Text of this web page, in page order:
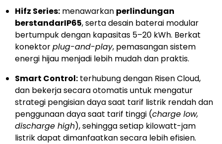
Hifz Series: menawarkan perlindungan
berstandarIP65, serta desain baterai modular
bertumpuk dengan kapasitas 5–20 kWh. Berkat
konektorplug-and-play, pemasangan sistem
energi hijau menjadi lebih mudah dan praktis.
Smart Control: terhubung dengan Risen Cloud,
dan bekerja secara otomatis untuk mengatur
strategi pengisian daya saat tarif listrik rendah dan
penggunaan daya saat tarif tinggi (charge low,
discharge high), sehingga setiap kilowatt-jam
listrik dapat dimanfaatkan secara lebih efisien.